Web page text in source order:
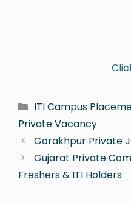
ITI Campus
Private Vacancy
Gorakhpur Private
Gujarat Private
Freshers & ITI Holders